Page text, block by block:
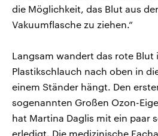
die Möglichkeit, das Blut aus
Vakuumflasche zu ziehen.“
Langsam wandert das rote Blut
Plastikschlauch nach oben in
einem Ständer hängt. Den
sogenannten Großen Ozon-
hat Martina Daglis mit ein paar
erledigt. Die medizinische